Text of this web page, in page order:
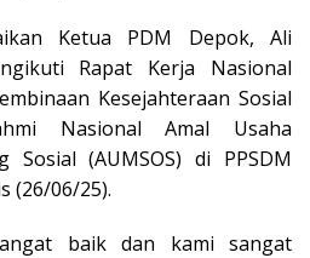
Ketua PDM Depok, Ali
Rapat Kerja Nasional
Kesejahteraan Sosial
Nasional Amal Usaha
Sosial (AUMSOS) di PPSDM
(26/06/25).
baik dan kami sangat